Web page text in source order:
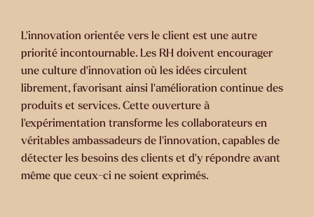
L’innovation orientée vers le client est une autre
priorité incontournable. Les RH doivent encourager
une culture d’innovation où les idées circulent
librement, favorisant ainsi l’amélioration continue des
produits et services. Cette ouverture à
l’expérimentation transforme les collaborateurs en
véritables ambassadeurs de l’innovation, capables de
détecter les besoins des clients et d’y répondre avant
même que ceux-ci ne soient exprimés.